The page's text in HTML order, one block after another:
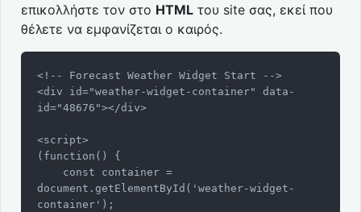
επικολλήστε τον στο HTML του site σας, εκεί που
θέλετε να εμφανίζεται ο καιρός.
<!-- Forecast Weather Widget Start -->
<div id="weather-widget-container" data-
id="48676"></div>
<script>
(function() {
document.getElementById('weather-widget-
container');